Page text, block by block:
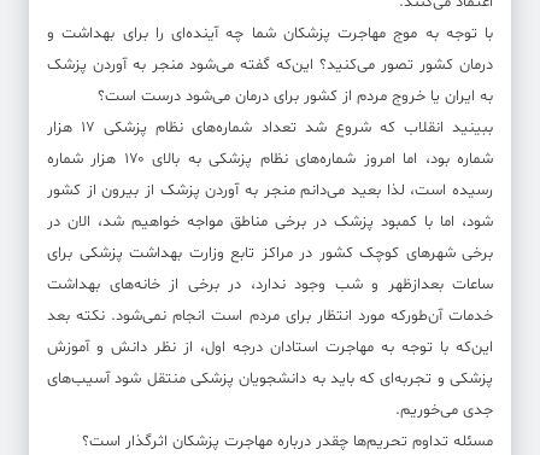
با توجه به موج مهاجرت پزشکان شما چه آینده‌ای را برای بهداشت و
درمان کشور تصور می‌کنید؟ این‌که گفته می‌شود منجر به آوردن پزشک
به ایران یا خروج مردم از کشور برای درمان می‌شود درست است؟
ببینید انقلاب که شروع شد تعداد شماره‌های نظام پزشکی ۱۷ هزار
شماره بود، اما امروز شماره‌های نظام پزشکی به بالای ۱۷۰ هزار شماره
رسیده است، لذا بعید می‌دانم منجر به آوردن پزشک از بیرون از کشور
شود، اما با کمبود پزشک در برخی مناطق مواجه خواهیم شد، الان در
برخی شهرهای کوچک کشور در مراکز تابع وزارت بهداشت پزشکی برای
ساعات بعدازظهر و شب وجود ندارد، در برخی از خانه‌های بهداشت
خدمات آن‌طورکه مورد انتظار برای مردم است انجام نمی‌شود. نکته بعد
این‌که با توجه به مهاجرت استادان درجه اول، از نظر دانش و آموزش
پزشکی و تجربه‌ای که باید به دانشجویان پزشکی منتقل شود آسیب‌های
جدی می‌خوریم.
مسئله تداوم تحریم‌ها چقدر درباره مهاجرت پزشکان اثرگذار است؟